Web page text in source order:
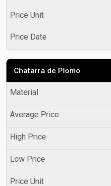
Chatarra de Plomo